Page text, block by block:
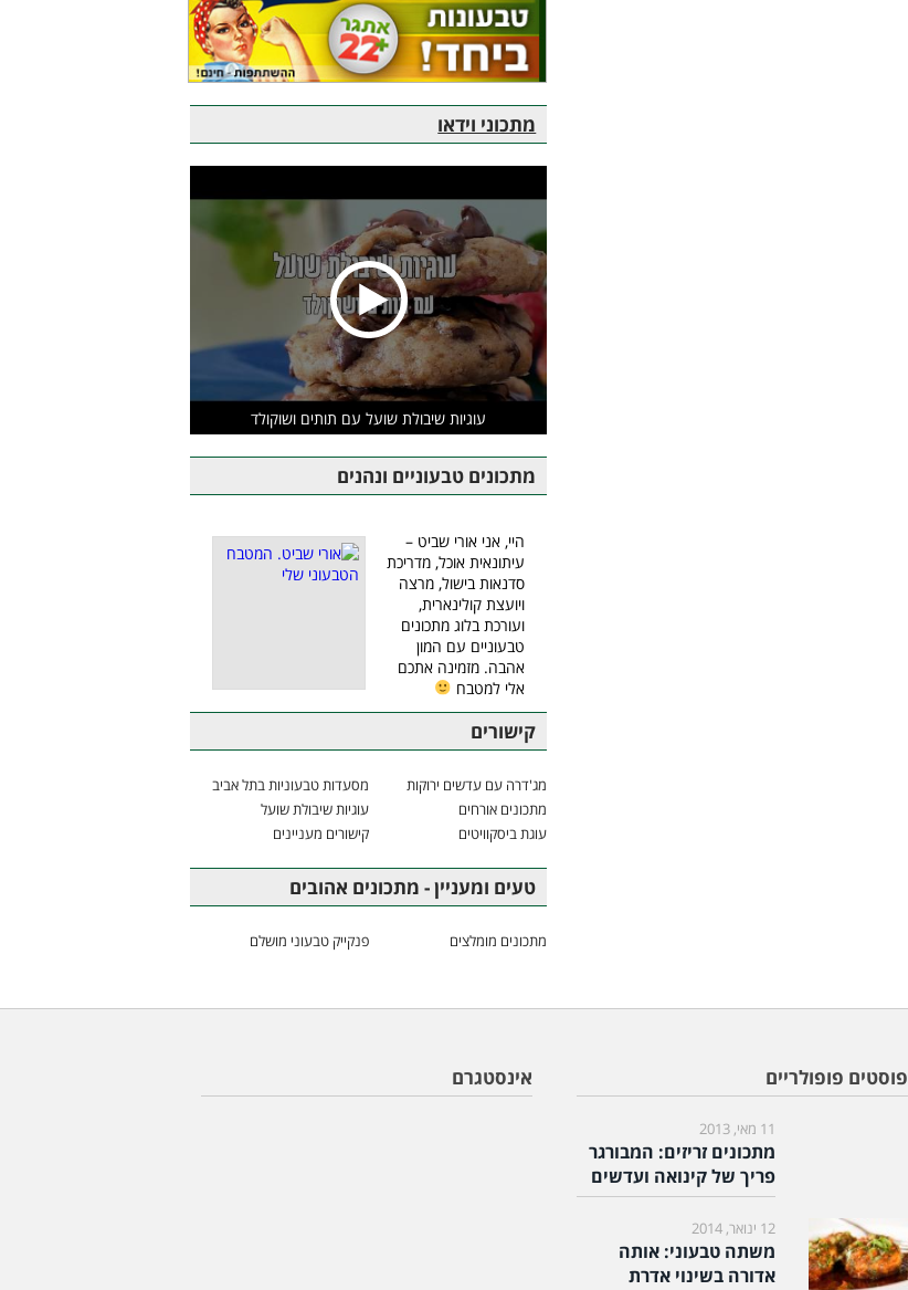
מתכוני וידאו
עוגיות שיבולת שועל עם תותים ושוקולד
מתכונים טבעוניים ונהנים
היי, אני אורי שביט –
עיתונאית אוכל, מדריכת
סדנאות בישול, מרצה
ויועצת קולינארית,
ועורכת בלוג מתכונים
טבעוניים עם המון
אהבה. מזמינה אתכם
אלי למטבח
קישורים
מג'דרה עם עדשים ירוקות
מסעדות טבעוניות בתל אביב
מתכונים אורחים
עוגיות שיבולת שועל
עוגת ביסקוויטים
קישורים מעניינים
טעים ומעניין - מתכונים אהובים
מתכונים מומלצים פנקייק טבעוני מושלם
פוסטים פופולריים
11 מאי, 2013
מתכונים זריזים: המבורגר
פריך של קינואה ועדשים
12 ינואר, 2014
משתה טבעוני: אותה
אדורה בשינוי אדרת
אינסטגרם